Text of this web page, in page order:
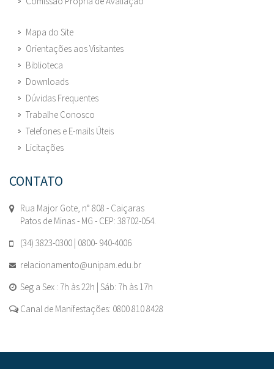
Mapa do Site
Orientações aos Visitantes
Biblioteca
Downloads
Dúvidas Frequentes
Trabalhe Conosco
Telefones e E-mails Úteis
Licitações
CONTATO
Rua Major Gote, n° 808 - Caiçaras
Patos de Minas - MG - CEP: 38702-054.
(34) 3823-0300 | 0800- 940-4006
relacionamento@unipam.edu.br
Seg a Sex : 7h às 22h | Sáb: 7h às 17h
Canal de Manifestações: 0800 810 8428